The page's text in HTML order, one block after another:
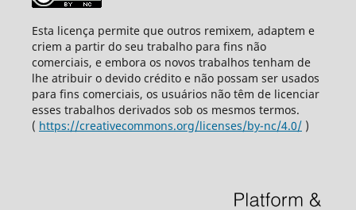
Esta licença permite que outros remixem, adaptem e
criem a partir do seu trabalho para fins não
comerciais, e embora os novos trabalhos tenham de
lhe atribuir o devido crédito e não possam ser usados
para fins comerciais, os usuários não têm de licenciar
esses trabalhos derivados sob os mesmos termos.
( https://creativecommons.org/licenses/by-nc/4.0/)